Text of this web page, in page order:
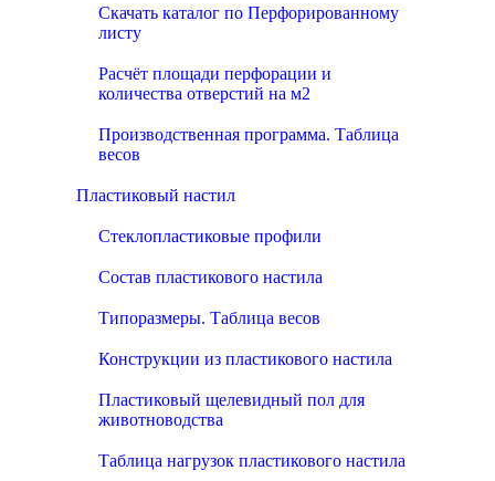
Скачать каталог по Перфорированному
листу
Расчёт площади перфорации и
количества отверстий на м2
Производственная программа. Таблица
весов
Пластиковый настил
Стеклопластиковые профили
Состав пластикового настила
Типоразмеры. Таблица весов
Конструкции из пластикового настила
Пластиковый щелевидный пол для
животноводства
Таблица нагрузок пластикового настила